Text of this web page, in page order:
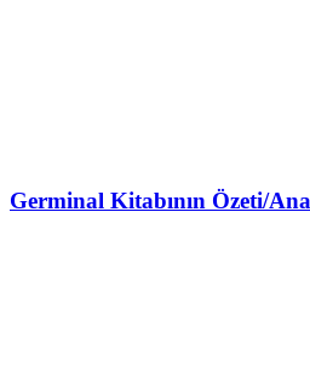
Germinal Kitabının Özeti/